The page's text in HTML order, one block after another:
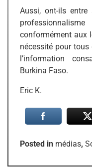
Aussi, ont-ils
conformément aux
nécessité pour
l’information
Burkina Faso.
Eric K.
Posted in médias,